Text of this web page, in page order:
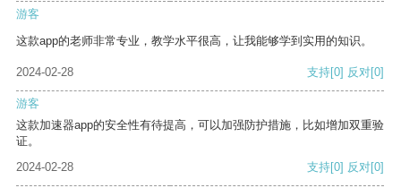
游客
这款app的老师非常专业，教学水平很高，让我能够学到实用的知识。
2024-02-28 支持[0] 反对[0]
游客
这款加速器app的安全性有待提高，可以加强防护措施，比如增加双重验
证。
2024-02-28
支持[0] 反对[0]